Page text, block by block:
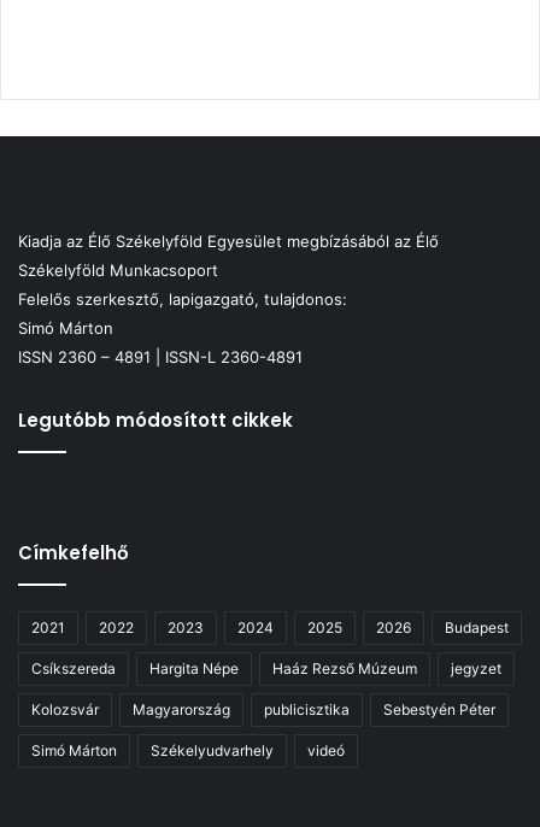
Kiadja az Élő Székelyföld Egyesület megbízásából az Élő
Székelyföld Munkacsoport
Felelős szerkesztő, lapigazgató, tulajdonos:
Simó Márton
ISSN 2360 – 4891 | ISSN-L 2360-4891
Legutóbb módosított cikkek
Címkefelhő
2021 2022 2023 2024 2025 2026 Budapest
Csíkszereda Hargita Népe Haáz Rezső Múzeum jegyzet
Kolozsvár Magyarország publicisztika Sebestyén Péter
Simó Márton Székelyudvarhely videó